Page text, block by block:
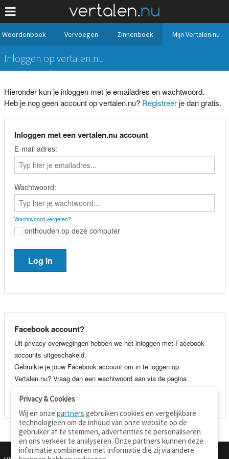
Woordenboek Vervoegen Zinnenboek Mijn Vertalen.nu
Inloggen op vertalen.nu
Hieronder kun je inloggen met je emailadres en wachtwoord.
Heb je nog geen account op vertalen.nu? Registreerje dan gratis.
Inloggen met een vertalen.nu account
E-mail adres:
Wachtwoord:
Wachtwoord vergeten?
onthouden op deze computer
Facebook account?
Uit privacy overwegingen hebben we het inloggen met Facebook
accounts uitgeschakeld.
Gebruikte je jouw Facebook account om in te loggen op
Vertalen.nu? Vraag dan een wachtwoord aan via de pagina
je e-mail adres en wachtwoord.
Privacy & Cookies
Wij en onzepartners gebruiken cookies en vergelijkbare
technologieën om de inhoud van onze website op de
gebruiker af te stemmen, advertenties te personaliseren
en ons verkeer te analyseren. Onze partners kunnen deze
informatie combineren met informatie die zij via andere